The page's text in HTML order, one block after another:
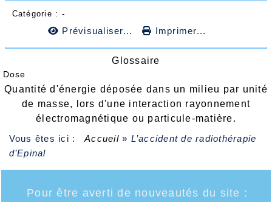
Catégorie : -
Prévisualiser... Imprimer...
Glossaire
Dose
Quantité d'énergie déposée dans un milieu par unité
de masse, lors d'une interaction rayonnement
électromagnétique ou particule-matière.
Vous êtes ici :
Accueil » L’accident de radiothérapie
d’Epinal
Pour être averti de nouveautés du site :